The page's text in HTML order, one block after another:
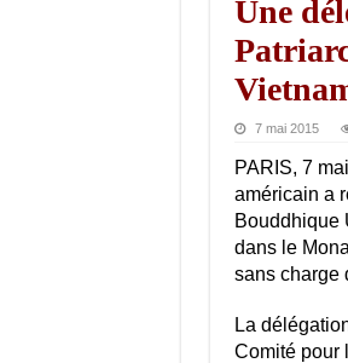
Une
7 mai 2015
PARIS, 7
américain a
Bouddhique
dans le
sans charge
La
Comité pour